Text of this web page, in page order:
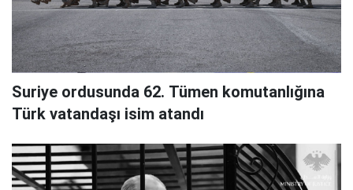
Suriye ordusunda 62. Tümen komutanlığına
Türk vatandaşı isim atandı